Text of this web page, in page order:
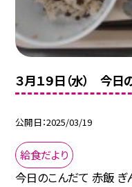
３月１９日（水） 今日
公開日 2025/03/19
給食だより
今日のこんだて 赤飯 ぎ